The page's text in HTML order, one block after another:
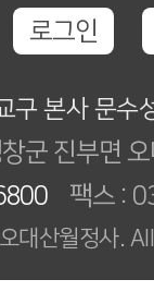
로그인
구 본사 문수
군 진부면
팩스 :
대산월정사.